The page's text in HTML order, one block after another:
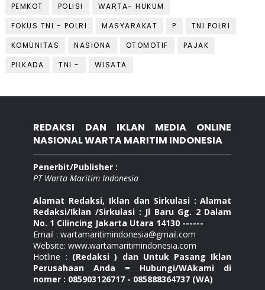
PEMKOT
POLISI
WARTA- HUKUM
FOKUS TNI - POLRI
MASYARAKAT P
TNI POLRI
KOMUNITAS
NASIONA OTOMOTIF
PAJAK
PILKADA
TNI - WISATA
REDAKSI DAN IKLAN MEDIA ONLINE
NASIONAL WARTA MARITIM INDONESIA
Penerbit/Publisher :
PT Warta Maritim Indonesia
Alamat Redaksi, Iklan dan Sirkulasi : Alamat
Redaksi/Iklan /Sirkulasi : Jl Baru Gg. 2 Dalam
No. 1 Cilincing Jakarta Utara 14130 ------
Email : wartamaritimindonesia@gmail.com
Website: www.wartamaritimindonesia.com
Hotline : (Redaksi ) dan Untuk Pasang Iklan
Perusahaan Anda = Hubungi/WAkami di
nomer : 085903126717 - 085888364737 (WA)